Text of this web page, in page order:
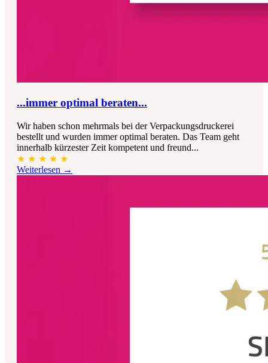
...immer optimal beraten...
Wir haben schon mehrmals bei der Verpackungsdruckerei
bestellt und wurden immer optimal beraten. Das Team geht
innerhalb kürzester Zeit kompetent und freund...
★ ★ ★ ★ ★
Weiterlesen →